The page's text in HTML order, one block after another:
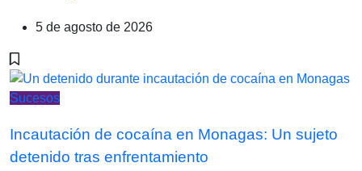
5 de agosto de 2026
Sucesos
Incautación de cocaína en Monagas: Un sujeto
detenido tras enfrentamiento